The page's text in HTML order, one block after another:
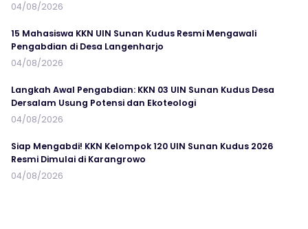
04/08/2026
15 Mahasiswa KKN UIN Sunan Kudus Resmi Mengawali
Pengabdian di Desa Langenharjo
04/08/2026
Langkah Awal Pengabdian: KKN 03 UIN Sunan Kudus Desa
Dersalam Usung Potensi dan Ekoteologi
04/08/2026
Siap Mengabdi! KKN Kelompok 120 UIN Sunan Kudus 2026
Resmi Dimulai di Karangrowo
04/08/2026